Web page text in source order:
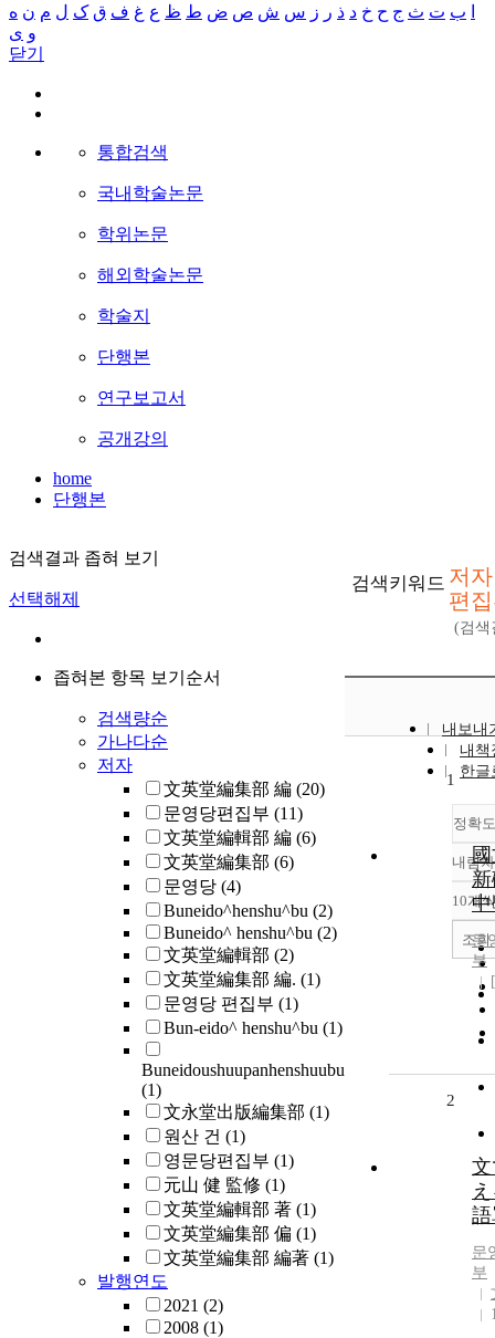
ب ت ث ج ح خ د ذ ر ز س ش ص ض ط ظ ع غ ف ق ک ل م ن ه
و ی
닫기
통합검색
국내학술논문
학위논문
해외학술논문
학술지
단행본
연구보고서
공개강의
home
단행본
검색결과 좁혀 보기
선택해제
좁혀본 항목 보기순서
검색량순
가나다순
저자
文英堂編集部 編 (20)
문영당편집부 (11)
文英堂編輯部 編 (6)
文英堂編集部 (6)
문영당 (4)
Buneido^henshu^bu (2)
Buneido^ henshu^bu (2)
文英堂編輯部 (2)
文英堂編集部 編. (1)
문영당 편집부 (1)
Bun-eido^ henshu^bu (1)
Buneidoushuupanhenshuubu
(1)
文永堂出版編集部 (1)
원산 건 (1)
영문당편집부 (1)
元山 健 監修 (1)
文英堂編輯部 著 (1)
文英堂編集部 偏 (1)
文英堂編集部 編著 (1)
발행연도
2021 (2)
2008 (1)
검색키워드 저
편
(검
내보내
내책
한글
정확
내림
10개
조회
1
國
中
문
부
2
文
語
문
부